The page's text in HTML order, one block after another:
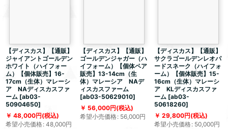
【ディスカス】【通販】
ジャイアントゴールデン
ホワイト（ハイフォー
ム）【個体販売】16-
17cm（生体）マレーシ
ア NAディスカスファ
ーム [ab03-
50904650]
48,000円(税込)
希望小売価格: 48,000円
【ディスカス】【通販】
ゴールデンジャガー（ハ
イフォーム）【個体ペア
販売】13-14cm（生
体）マレーシア NAデ
ィスカスファーム
[ab03-50629010]
56,000円(税込)
希望小売価格: 56,000円
【ディスカス】【通販】
サクラゴールデンレオパ
ードスネーク（ハイフォ
ーム）【個体販売】15-
16cm（生体）マレーシ
ア KLディスカスファ
ーム [ab03-
50618260]
29,800円(税込)
希望小売価格: 50,000円